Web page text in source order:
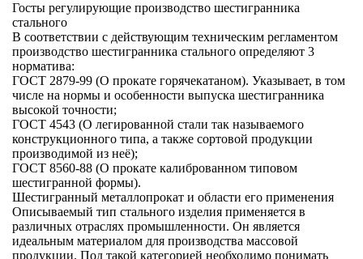
Госты регулирующие производство шестигранника
стального
В соответствии с действующим техническим регламентом
производство шестигранника стального определяют 3
норматива:
ГОСТ 2879-99 (О прокате горячекатаном). Указывает, в том
числе на нормы и особенности выпуска шестигранника
высокой точности;
ГОСТ 4543 (О легированной стали так называемого
конструкционного типа, а также сортовой продукции
производимой из неё);
ГОСТ 8560-88 (О прокате калиброванном типовом
шестигранной формы).
Шестигранный металлопрокат и области его применения
Описываемый тип стального изделия применяется в
различных отраслях промышленности. Он является
идеальным материалом для производства массовой
продукции. Под такой категорией необходимо понимать